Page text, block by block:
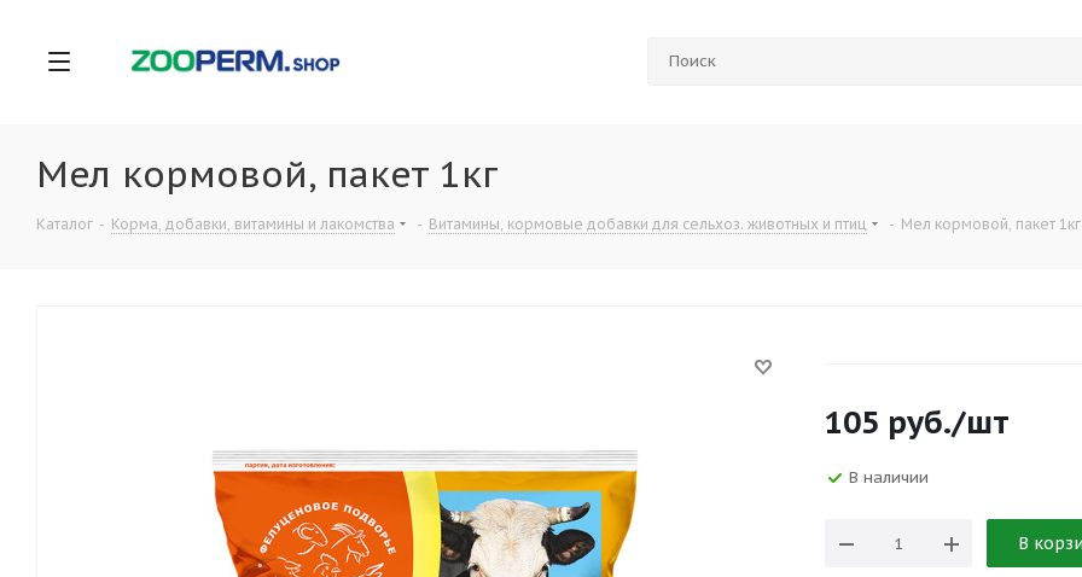
Мел кормовой, пакет 1кг
Каталог - Корма, добавки, витамины и лакомства - Витамины, кормовые добавки для сельхоз. животных и птиц - Мел кормовой, пакет 1кг
105 руб./шт
В наличии
В